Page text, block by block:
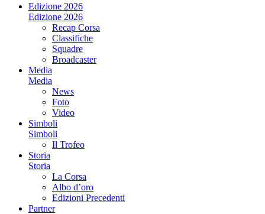
Edizione 2026
Edizione 2026
Recap Corsa
Classifiche
Squadre
Broadcaster
Media
Media
News
Foto
Video
Simboli
Simboli
Il Trofeo
Storia
Storia
La Corsa
Albo d’oro
Edizioni Precedenti
Partner